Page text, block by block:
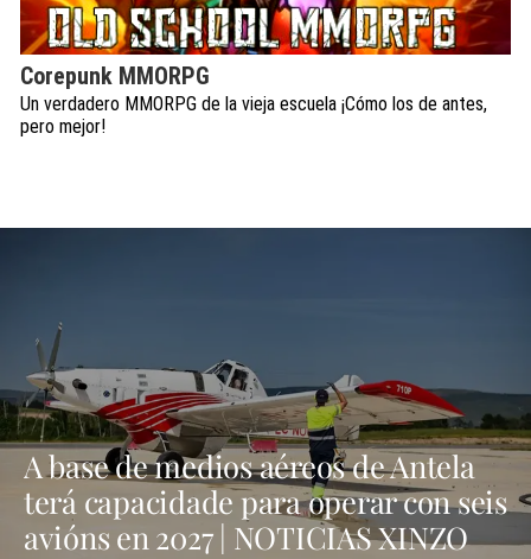
Corepunk MMORPG
Un verdadero MMORPG de la vieja escuela ¡Cómo los de antes,
pero mejor!
A base de medios aéreos de Antela
terá capacidade para operar con seis
avións en 2027 | NOTICIAS XINZO